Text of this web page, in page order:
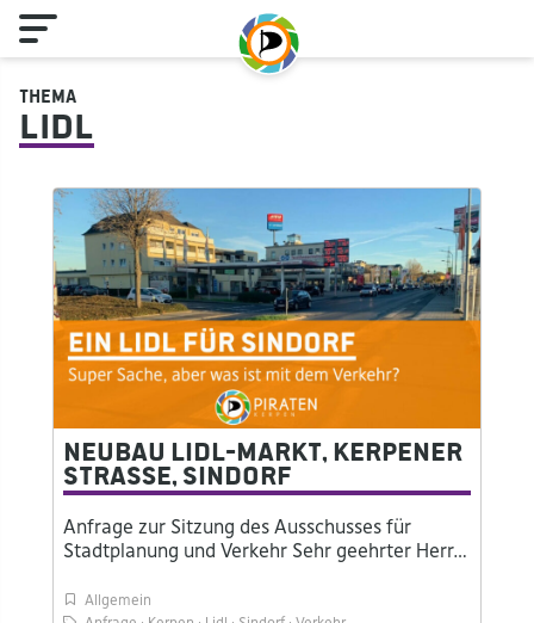
Thema
Lidl
Neubau Lidl-Markt, Kerpener
Straße, Sindorf
Anfrage zur Sitzung des Ausschusses für
Stadtplanung und Verkehr Sehr geehrter Herr…
Allgemein